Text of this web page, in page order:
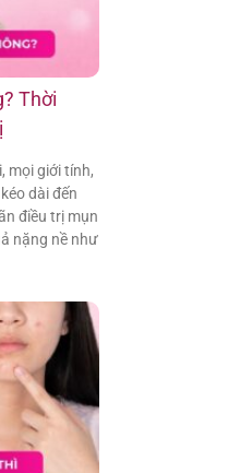
Thời
mọi giới tính,
dài đến
điều trị mụn
nặng nề như